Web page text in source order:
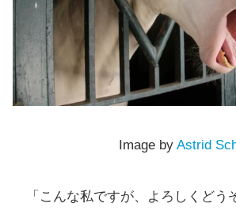
Image by Astrid
「こんな私ですが、よろしくどう